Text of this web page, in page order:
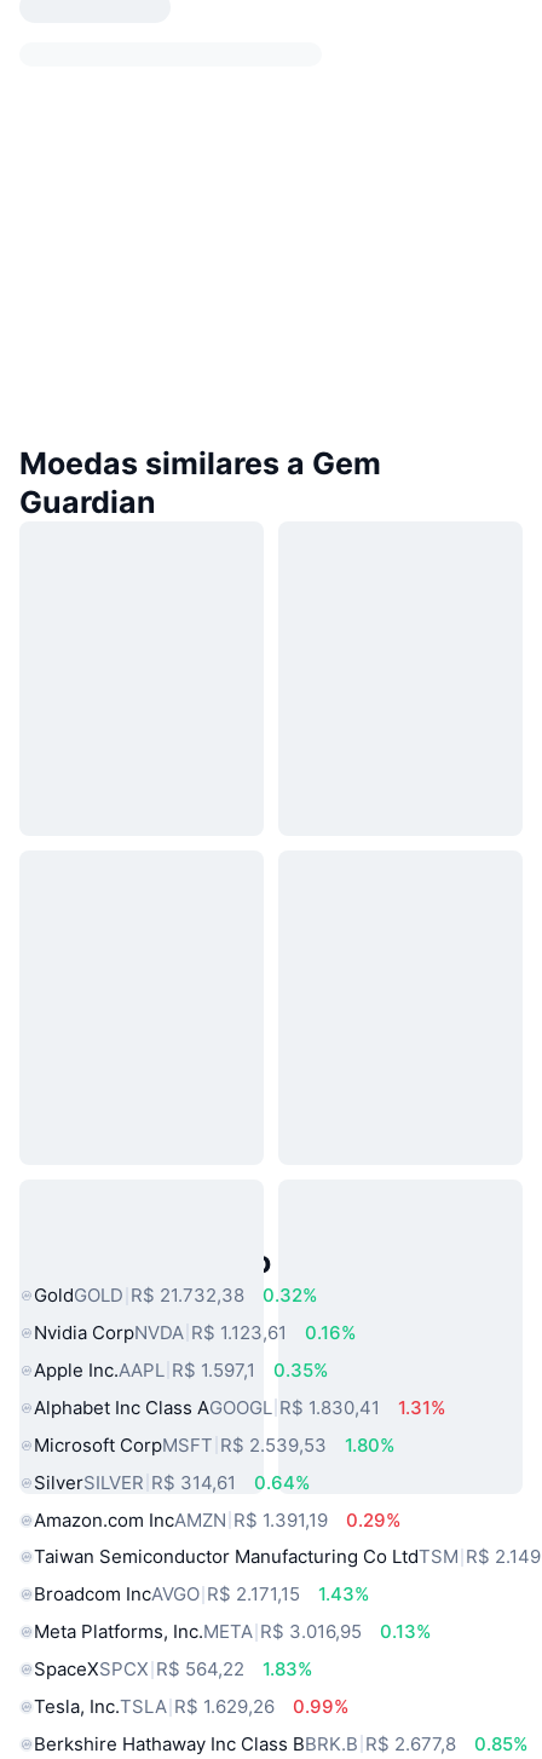
Moedas similares a Gem
Guardian
Ativos do Mundo Real Populares
GoldGOLD R$ 21.732,38
0.32%
Nvidia CorpNVDA R$ 1.123,61
0.16%
Apple Inc.AAPL R$ 1.597,1
0.35%
Alphabet Inc Class AGOOGL R$ 1.830,41
1.31%
Microsoft CorpMSFT R$ 2.539,53
1.80%
SilverSILVER R$ 314,61
0.64%
Amazon.com IncAMZN R$ 1.391,19
0.29%
Taiwan Semiconductor Manufacturing Co LtdTSM R$
Broadcom IncAVGO R$ 2.171,15
1.43%
Meta Platforms, Inc.META R$ 3.016,95
0.13%
SpaceXSPCX R$ 564,22
1.83%
Tesla, Inc.TSLA R$ 1.629,26
0.99%
Berkshire Hathaway Inc Class BBRK.B R$ 2.677,8
0.85%